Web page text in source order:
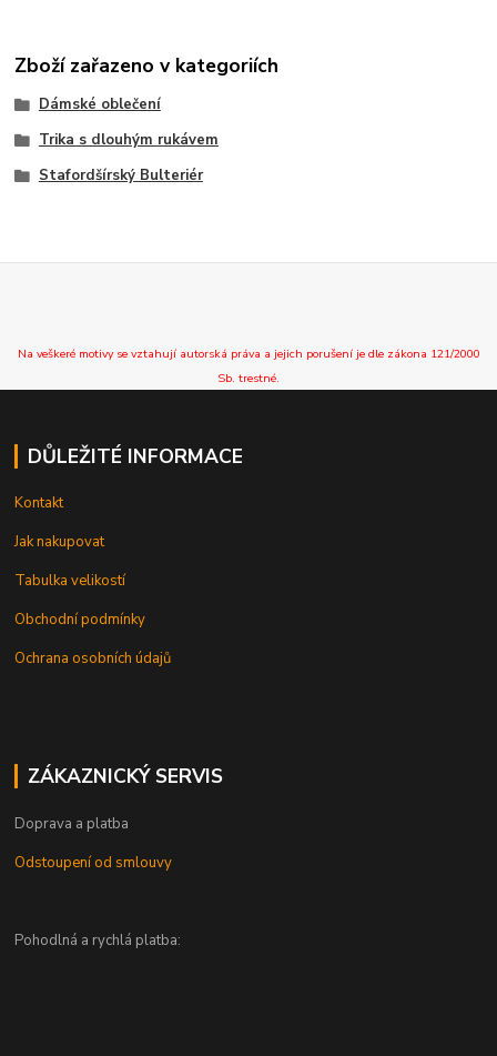
Zboží zařazeno v kategoriích
Dámské oblečení
Trika s dlouhým rukávem
Stafordšírský Bulteriér
Na veškeré motivy se vztahují autorská práva a jejich porušení je dle zákona 121/2000
Sb. trestné.
DŮLEŽITÉ INFORMACE
Kontakt
Jak nakupovat
Tabulka velikostí
Obchodní podmínky
Ochrana osobních údajů
ZÁKAZNICKÝ SERVIS
Doprava a platba
Odstoupení od smlouvy
Pohodlná a rychlá platba: